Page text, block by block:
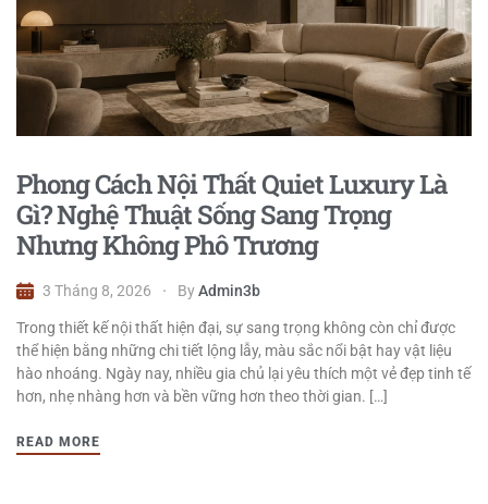
Phong Cách Nội Thất Quiet Luxury Là
Gì? Nghệ Thuật Sống Sang Trọng
Nhưng Không Phô Trương
3 Tháng 8, 2026 ByAdmin3b
Trong thiết kế nội thất hiện đại, sự sang trọng không còn chỉ được
thể hiện bằng những chi tiết lộng lẫy, màu sắc nổi bật hay vật liệu
hào nhoáng. Ngày nay, nhiều gia chủ lại yêu thích một vẻ đẹp tinh tế
hơn, nhẹ nhàng hơn và bền vững hơn theo thời gian. […]
READ MORE